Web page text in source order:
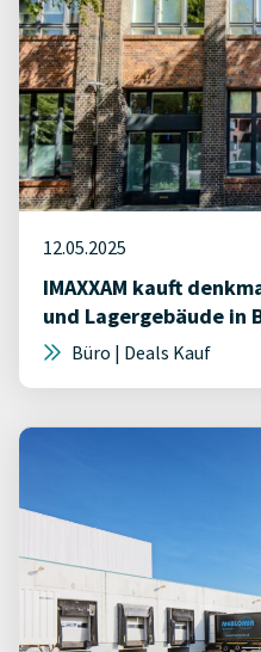
12.05.2025
IMAXXAM kauft
und Lagergebäude in
Büro | Deals Kauf